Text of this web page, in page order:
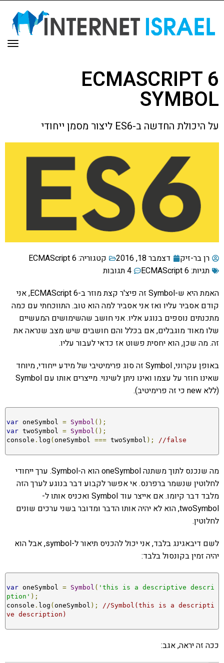
ECMASCRIPT 6
SYMBOL
על היכולת החדשה ב-ES6 ליצור מסמן ייחודי
רן בר-זיק דצמבר 18, 2016 קטגוריה:ECMAScript 6
תגיות:ECMAScript 6
4 תגובות
האמת היא ש-Symbol זה פיצ'ר קצת מוזר ב-ECMAScript 6, אני
קודם אסביר עליו ואז אני אסביר למה הוא טוב. התווכחתי עם כמה
מתכנתים נוספים בנוגע אליו. אני חושב שהשימושים המעשיים
שלו מאוד מוגבלים, אם בכלל והם חושבים שיש מצב שנראה את
זה. מה שכן, הוא יחסית פשוט אז כדאי לעבור עליו.
באופן עקרוני, Symbol זה סוג פרימיטיבי של מידע ייחודי, מיוחד
שאינו חוזר על עצמו ואינו ניתן לשינוי. מייצרים אותו עם Symbol
(ללא new כי זה פרימיטיב).
var oneSymbol = Symbol ();
var twoSymbol = Symbol ();
console . log ( oneSymbol === twoSymbol ); //false
מה שנכנס לתוך משתנה oneSymbol הוא ה-Symbol. ערך ייחודי
לחלוטין שנשמר ברפרנס. אי אפשר לקבוע דבר בנוגע לערך הזה
מלבד דבר קיומו. אם אייצר עוד Symbol ואכניס אותו ל-
twoSymbol, הוא לא יהיה אותו הדבר ומדובר בשני ערכים שונים
לחלוטין.
לשם דיבאגינג בלבד, אני יכול להכניס תיאור ל-symbol, אבל הוא
יהיה זמין בקונסול בלבד:
var oneSymbol = Symbol ( 'this is a descriptive descri
ption' );
console . log ( oneSymbol );
//Symbol(this is a descripti
ve description)
ככה זה יראה, אגב: